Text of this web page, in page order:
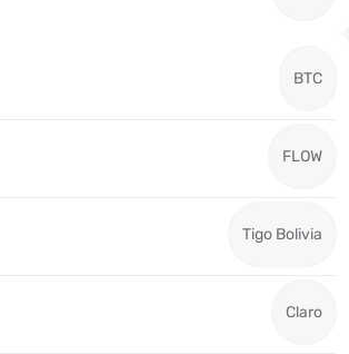
BTC
FLOW
Tigo Bolivia
Claro